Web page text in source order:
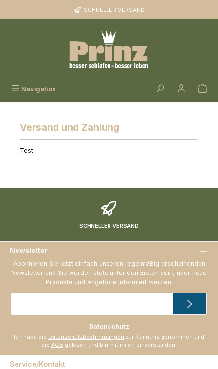
Zum Hauptinhalt springen SCHNELLER VERSAND
Navigation
Versand und Zahlung
Test
SCHNELLER VERSAND
Newsletter
Abonnieren Sie jetzt einfach unseren regelmäßig erscheinenden
Newsletter und Sie werden stets unter den Ersten sein, über neue
Produkte und Angebote informiert werden.
Datenschutz
Ich habe die Datenschutzbestimmungen zur Kenntnis genommen und
die AGB gelesen und bin mit ihnen einverstanden.
Service/Kontakt